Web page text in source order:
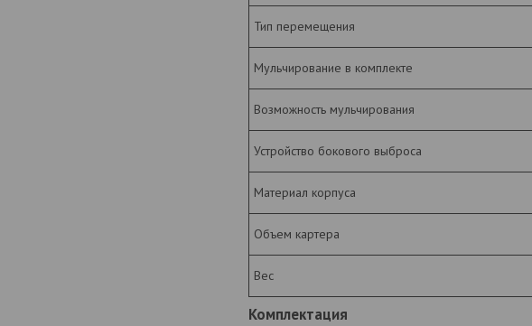
Тип перемещения
Мульчирование в комплекте
Возможность мульчирования
Устройство бокового выброса
Материал корпуса
Объем картера
Вес
Комплектация